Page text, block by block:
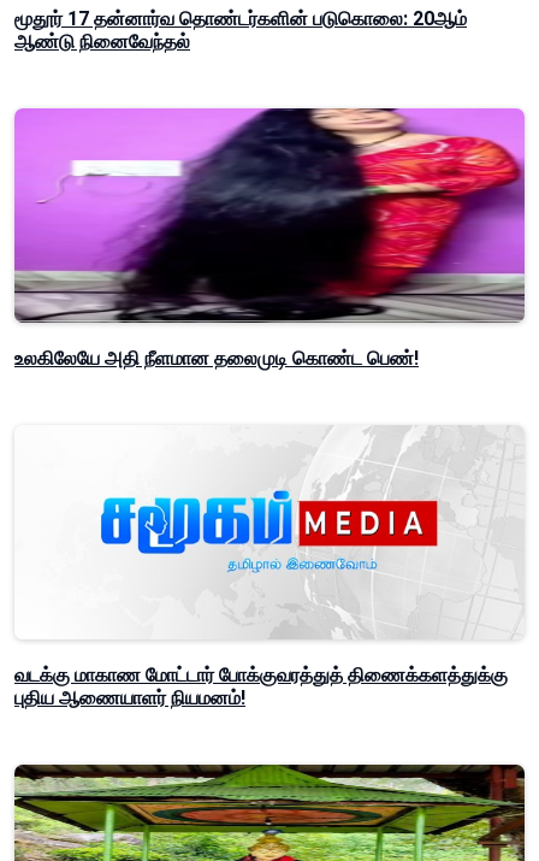
மூதூர் 17 தன்னார்வ தொண்டர்களின் படுகொலை: 20ஆம்
ஆண்டு நினைவேந்தல்
உலகிலேயே அதி நீளமான தலைமுடி கொண்ட பெண்!
வடக்கு மாகாண மோட்டார் போக்குவரத்துத் திணைக்களத்துக்கு
புதிய ஆணையாளர் நியமனம்!